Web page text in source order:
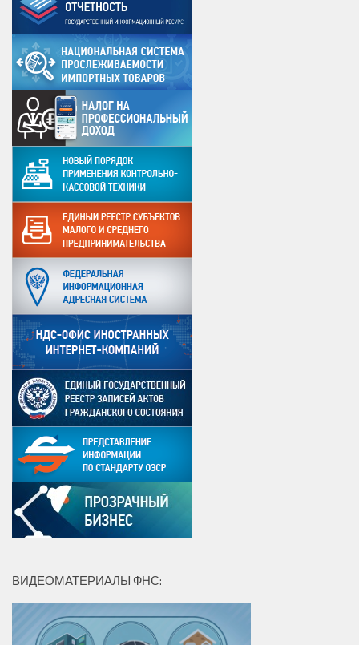
ВИДЕОМАТЕРИАЛЫ ФНС: